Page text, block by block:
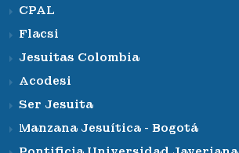
CPAL
Flacsi
Jesuitas Colombia
Acodesi
Ser Jesuita
Manzana Jesuítica - Bogotá